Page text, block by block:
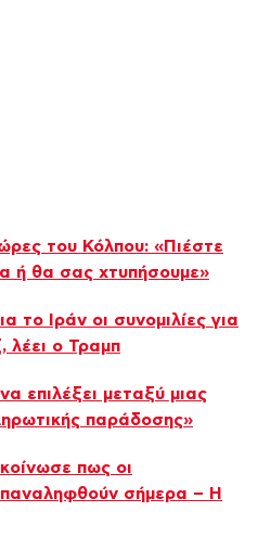
του Κόλπου: «Πιέστε
ή θα σας χτυπήσουμε»
το Ιράν οι συνομιλίες για
λέει ο Τραμπ
επιλέξει μεταξύ μιας
παράδοσης»
πως οι
σήμερα – Η